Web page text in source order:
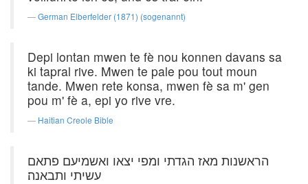
German Elberfelder (1871) (sogenannt)
Depi lontan mwen te fè nou konnen davans sa
ki tapral rive. Mwen te pale pou tout moun
tande. Mwen rete konsa, mwen fè sa m' gen
pou m' fè a, epi yo rive vre.
Haitian Creole Bible
הראשנות מאז הגדתי ומפי יצאו ואשמיעם פתאם
עשיתי ותבאנה׃